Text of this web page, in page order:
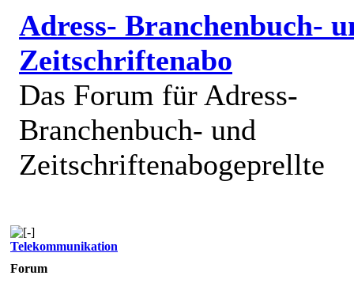
Adress- Branchenbuch-
Zeitschriftenabo
Das Forum für Adress-
Branchenbuch- und
Zeitschriftenabogeprellte
Telekommunikation
Forum